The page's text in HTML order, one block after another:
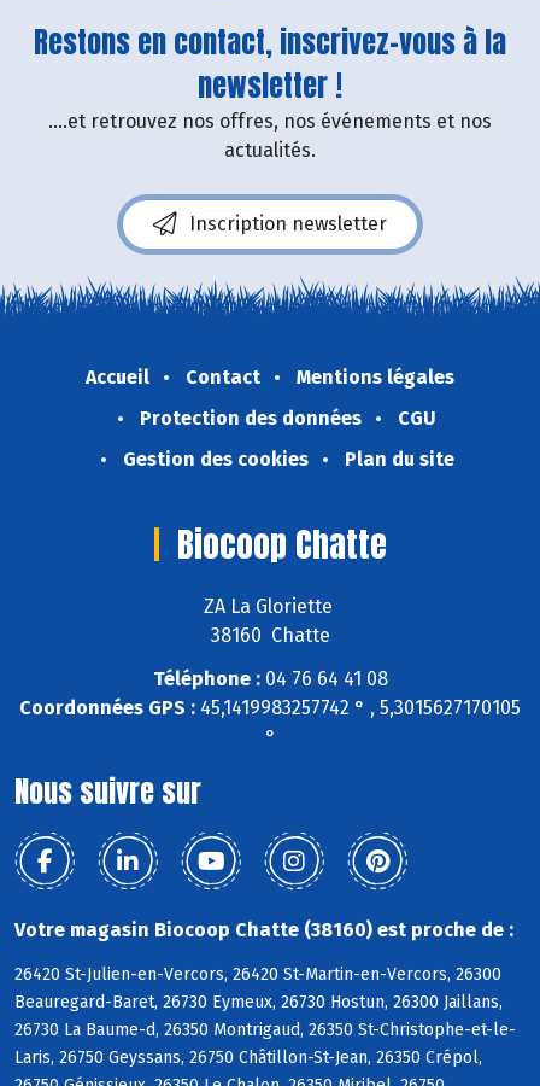
Restons en contact, inscrivez-vous à la
newsletter !
....et retrouvez nos offres, nos événements et nos
actualités.
Inscription newsletter
Accueil Contact
Mentions légales
Protection des données
CGU
Gestion des cookies
Plan du site
Biocoop Chatte
ZA La Gloriette
38160 Chatte
Téléphone :04 76 64 41 08
Coordonnées GPS : 45,1419983257742 ° , 5,3015627170105
°
Nous suivre sur
Votre magasin Biocoop Chatte (38160) est proche de :
26420 St-Julien-en-Vercors, 26420 St-Martin-en-Vercors, 26300
Beauregard-Baret, 26730 Eymeux, 26730 Hostun, 26300 Jaillans,
26730 La Baume-d, 26350 Montrigaud, 26350 St-Christophe-et-le-
Laris, 26750 Geyssans, 26750 Châtillon-St-Jean, 26350 Crépol,